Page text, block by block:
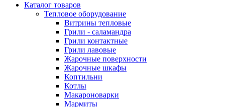
Каталог товаров
Тепловое оборудование
Витрины тепловые
Грили - саламандра
Грили контактные
Грили лавовые
Жарочные поверхности
Жарочные шкафы
Коптильни
Котлы
Макароноварки
Мармиты